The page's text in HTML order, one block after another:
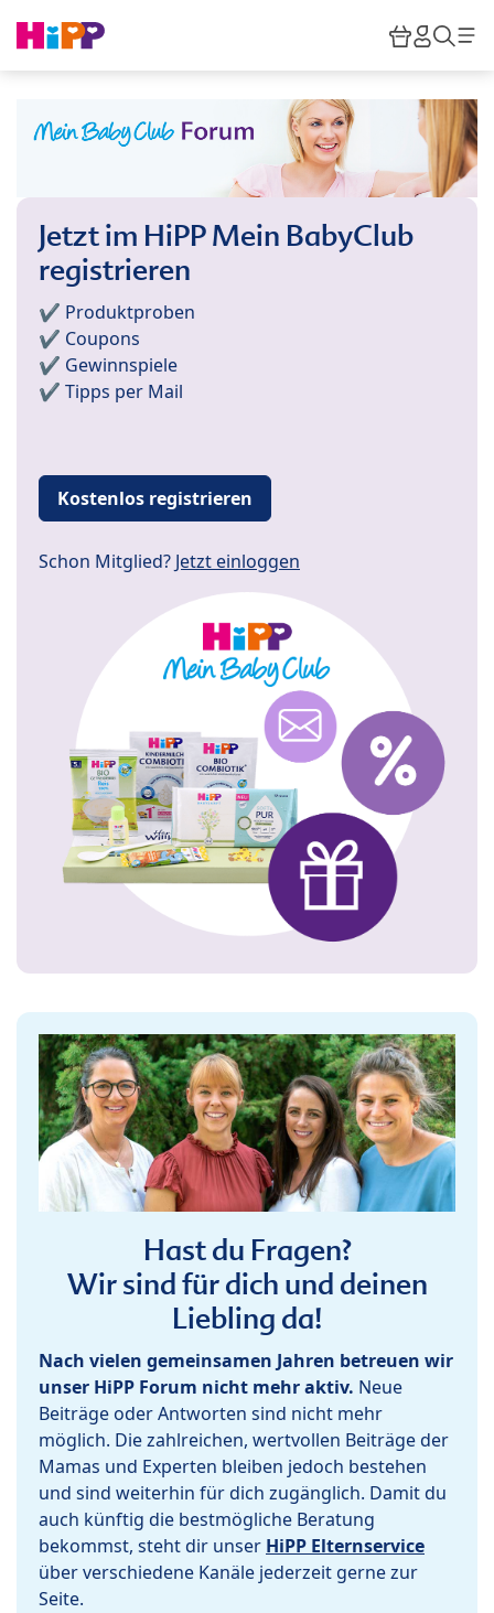
HiPP
Jetzt im HiPP Mein BabyClub
registrieren
✔️ Produktproben
✔️ Coupons
✔️ Gewinnspiele
✔️ Tipps per Mail
Kostenlos registrieren
Schon Mitglied? Jetzt einloggen
Hast du Fragen?
Wir sind für dich und deinen
Liebling da!
Nach vielen gemeinsamen Jahren betreuen wir
unser HiPP Forum nicht mehr aktiv. Neue
Beiträge oder Antworten sind nicht mehr
möglich. Die zahlreichen, wertvollen Beiträge der
Mamas und Experten bleiben jedoch bestehen
und sind weiterhin für dich zugänglich. Damit du
auch künftig die bestmögliche Beratung
bekommst, steht dir unser HiPP Elternservice
über verschiedene Kanäle jederzeit gerne zur
Seite.